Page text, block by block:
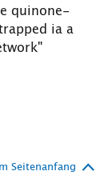
quinone-
ia a
Seitenanfang